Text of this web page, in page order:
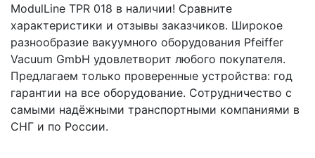
ModulLine TPR 018 в наличии! Сравните
характеристики и отзывы заказчиков. Широкое
разнообразие вакуумного оборудования Pfeiffer
Vacuum GmbH удовлетворит любого покупателя.
Предлагаем только проверенные устройства: год
гарантии на все оборудование. Сотрудничество с
самыми надёжными транспортными компаниями в
СНГ и по России.